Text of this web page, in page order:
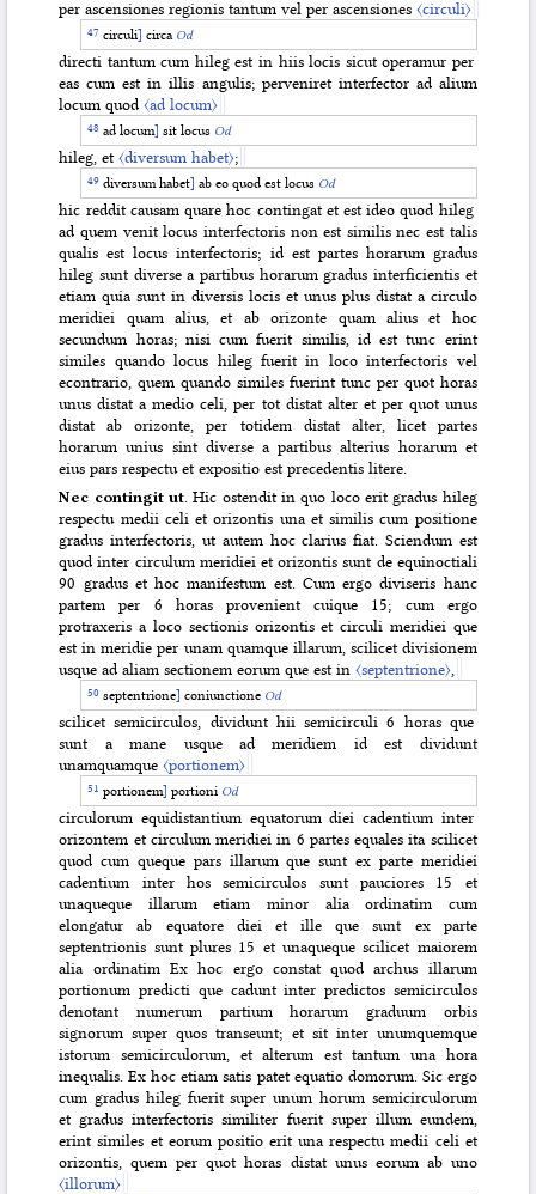
per ascensiones regionis tantum vel per ascensiones〈circuli〉
circuli] circa Od
directi tantum cum hileg est in hiis locis sicut operamur per
eas cum est in illis angulis; perveniret interfector ad alium
locum quod〈ad locum〉
ad locum] sit locus Od
hileg, et〈diversum habet〉;
diversum habet] ab eo quod est locus Od
hic reddit causam quare hoc contingat et est ideo quod hileg
ad quem venit locus interfectoris non est similis nec est talis
qualis est locus interfectoris; id est partes horarum gradus
hileg sunt diverse a partibus horarum gradus interficientis et
etiam quia sunt in diversis locis et unus plus distat a circulo
meridiei quam alius, et ab orizonte quam alius et hoc
secundum horas; nisi cum fuerit similis, id est tunc erint
similes quando locus hileg fuerit in loco interfectoris vel
econtrario, quem quando similes fuerint tunc per quot horas
unus distat a medio celi, per tot distat alter et per quot unus
distat ab orizonte, per totidem distat alter, licet partes
horarum unius sint diverse a partibus alterius horarum et
eius pars respectu et expositio est precedentis litere.
Nec contingit ut. Hic ostendit in quo loco erit gradus hileg
respectu medii celi et orizontis una et similis cum positione
gradus interfectoris, ut autem hoc clarius fiat. Sciendum est
quod inter circulum meridiei et orizontis sunt de equinoctiali
90 gradus et hoc manifestum est. Cum ergo diviseris hanc
partem per 6 horas provenient cuique 15; cum ergo
protraxeris a loco sectionis orizontis et circuli meridiei que
est in meridie per unam quamque illarum, scilicet divisionem
usque ad aliam sectionem eorum que est in〈septentrione〉
septentrione] coniunctione Od
scilicet semicirculos, dividunt hii semicirculi 6 horas que
sunt a mane usque ad meridiem id est dividunt
unamquamque〈portionem〉
portionem] portioni Od
circulorum equidistantium equatorum diei cadentium inter
orizontem et circulum meridiei in 6 partes equales ita scilicet
quod cum queque pars illarum que sunt ex parte meridiei
cadentium inter hos semicirculos sunt pauciores 15 et
unaqueque illarum etiam minor alia ordinatim cum
elongatur ab equatore diei et ille que sunt ex parte
septentrionis sunt plures 15 et unaqueque scilicet maiorem
alia ordinatim Ex hoc ergo constat quod archus illarum
portionum predicti que cadunt inter predictos semicirculos
denotant numerum partium horarum graduum orbis
signorum super quos transeunt; et sit inter unumquemque
istorum semicirculorum, et alterum est tantum una hora
inequalis. Ex hoc etiam satis patet equatio domorum. Sic ergo
cum gradus hileg fuerit super unum horum semicirculorum
et gradus interfectoris similiter fuerit super illum eundem,
erint similes et eorum positio erit una respectu medii celi et
orizontis, quem per quot horas distat unus eorum ab uno
〈illorum〉